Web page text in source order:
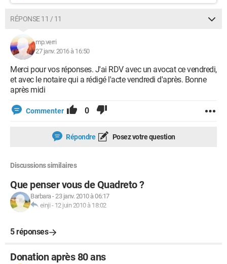
RÉPONSE 11 / 11
mp.verri
27 janv. 2016 à 16:50
Merci pour vos réponses. J'ai RDV avec un avocat ce vendredi,
et avec le notaire qui a rédigé l'acte vendredi d'après. Bonne
après midi
Commenter 0
Répondre Posez votre question
Discussions similaires
Que penser vous de Quadreto ?
Barbara-23 janv. 2010 à 06:17
einji - 12 juin 2010 à 18:02
5 réponses
Donation après 80 ans